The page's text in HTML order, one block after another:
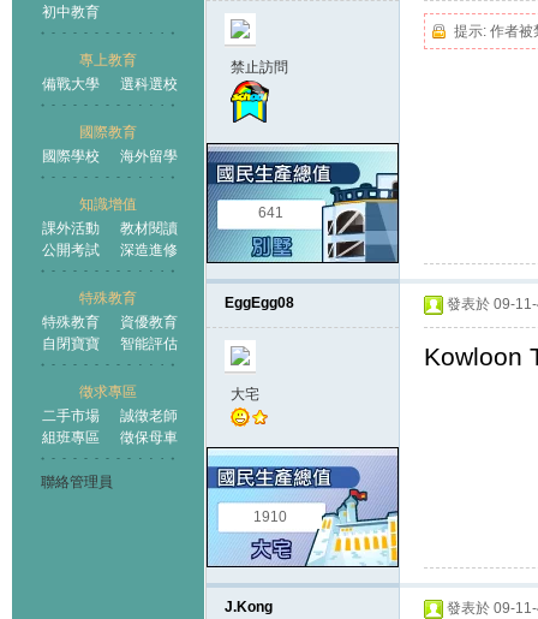
初中教育
專上教育
備戰大學
選科選校
國際教育
國際學校
海外留學
知識增值
課外活動
教材閱讀
公開考試
深造進修
特殊教育
特殊教育
資優教育
自閉寶寶
智能評估
徵求專區
二手市場
誠徵老師
組班專區
徵保母車
聯絡管理員
禁止訪問
641
提示: 作者被
EggEgg08
大宅
1910
發表於 09-
Kowloon
J.Kong 發表於 09-